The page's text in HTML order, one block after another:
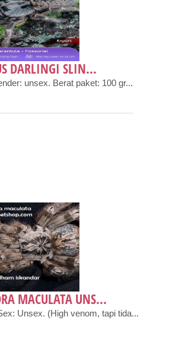
DARLINGI SLIN...
unsex. Berat paket: 100 gr...
MACULATA UNS...
Unsex. (High venom, tapi tida...